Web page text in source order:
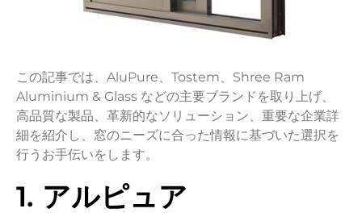
この記事では、AluPure、Tostem、Shree Ram
Aluminium & Glass などの主要ブランドを取り上げ、
高品質な製品、革新的なソリューション、重要な企業詳
細を紹介し、窓のニーズに合った情報に基づいた選択を
行うお手伝いをします。
1. アルピュア